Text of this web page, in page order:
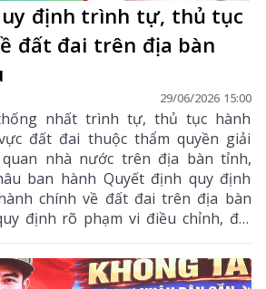
định trình tự, thủ tục
đất đai trên địa bàn
29/06/2026 15:00
nhất trình tự, thủ tục hành
đất đai thuộc thẩm quyền giải
nhà nước trên địa bàn tỉnh,
ban hành Quyết định quy định
chính về đất đai trên địa bàn
định rõ phạm vi điều chỉnh, đối
tự, thủ tục thực hiện, trách
đơn vị và có hiệu lực thi hành